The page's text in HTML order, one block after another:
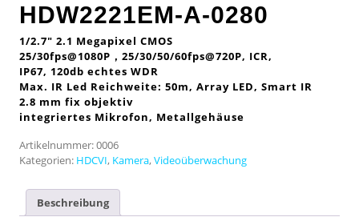
HDW2221EM-A-0280
1/2.7″ 2.1 Megapixel CMOS
25/30fps@1080P，25/30/50/60fps@720P, ICR,
IP67, 120db echtes WDR
Max. IR Led Reichweite: 50m, Array LED, Smart IR
2.8 mm fix objektiv
integriertes Mikrofon, Metallgehäuse
Artikelnummer:0006
Kategorien: HDCVI, Kamera,Videoüberwachung
Beschreibung